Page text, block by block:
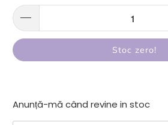
Stoc zero!
Anunta-
ma
Anunță-mă când revine in stoc